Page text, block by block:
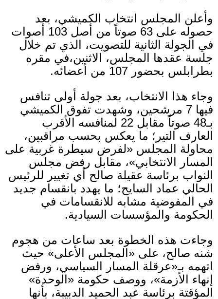
وأعلن المجلس انتخاب الكميشي، بعد
حصوله على 63 صوتاً من أصل 103 أصوات
في الجولة الثانية للتصويت، الذي تم خلال
جلسة عقدها المجلس، الاثنين،في مقره
بطرابلس بحضور 107 من أعضائه.
وجاء هذا الانتخاب، بعد جولة أولى تنافس
فيها 7 مرشحين، وشهدت تفوق الكميشي
بـ48 صوتاً مقابل 22 لمنافسه الأقرب
العارف التير؛ ما يعكس بحسب مراقبين،
محاولة المجلس «لفرض سيطرة غربية على
المسار الانتخابي»، مقابل رفض مجلس
النواب برئاسة عقيلة صالح أي تغيير للرئيس
الحالي عماد السايح؛ ما يهدد بانقسام جديد
في المفوضية مشابه للانقسامات في
الحكومة والمؤسسات السيادية.
وجاءت هذه الخطوة بعد ساعات من هجوم
شنه صالح، على «المجلس الأعلى» حيث
اتهمه بـ«عرقلة المسار السياسي، ورفض
إنهاء الأزمة»، ووصف حكومة «الوحدة»
المؤقتة برئاسة عبد الحميد الدبيبة، بأنها